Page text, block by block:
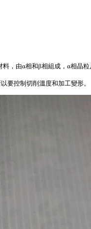
料，由α相和β相組成，α相晶
要控制切削溫度和加工變形。